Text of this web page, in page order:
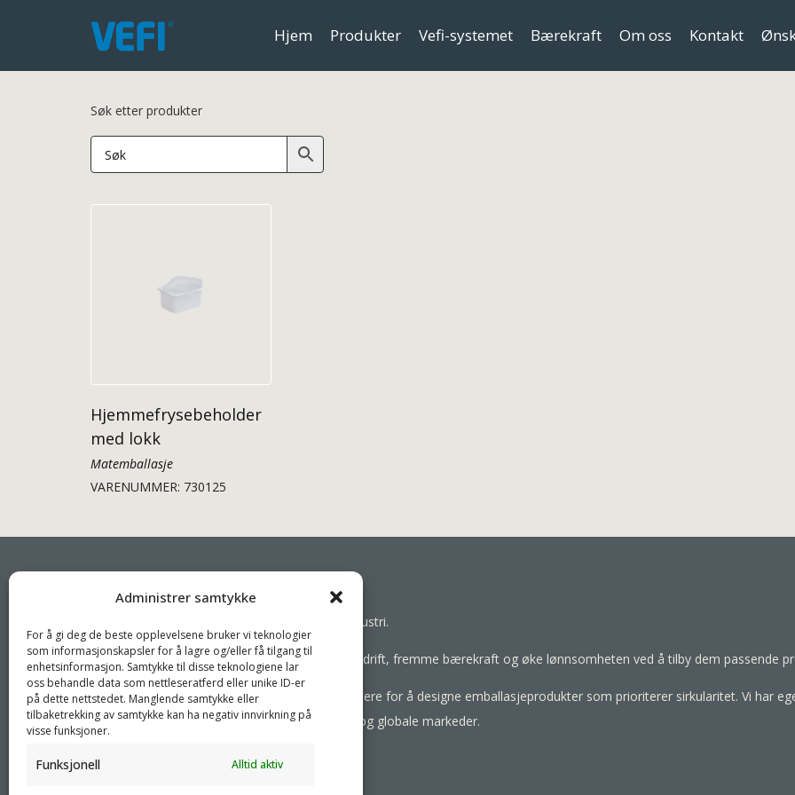
Administrer samtykke
For å gi deg de beste opplevelsene bruker vi teknologier
som informasjonskapsler for å lagre og/eller få tilgang til
enhetsinformasjon. Samtykke til disse teknologiene lar
oss behandle data som nettleseratferd eller unike ID-er
på dette nettstedet. Manglende samtykke eller
tilbaketrekking av samtykke kan ha negativ innvirkning på
visse funksjoner.
Funksjonell Alltid aktiv
Hjem Produkter Vefi-systemet Bærekraft Om oss Kontakt
Søk etter produkter
Hjemmefrysebeholder
med lokk
Matemballasje
VARENUMMER: 730125
Samarbeider mot en bærekraftig emballasjeindustri.
Vi har som mål å forenkle kundenes forretningsdrift, fremme bærekraft og øke lønnsomheten ved å tilby dem passende
Som spesialister samarbeider vi med våre partnere for å designe emballasjeprodukter som prioriterer sirkularitet. Vi har
produkter etter behov, og betjene både lokale og globale markeder.